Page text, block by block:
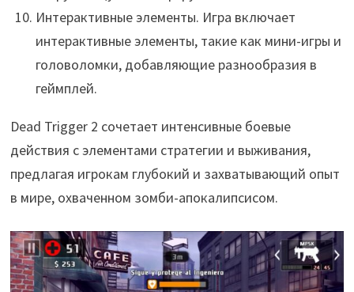
Интерактивные элементы. Игра включает
интерактивные элементы, такие как мини-игры и
головоломки, добавляющие разнообразия в
геймплей.
Dead Trigger 2 сочетает интенсивные боевые
действия с элементами стратегии и выживания,
предлагая игрокам глубокий и захватывающий опыт
в мире, охваченном зомби-апокалипсисом.